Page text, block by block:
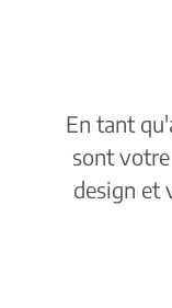
En tant
sont
design et